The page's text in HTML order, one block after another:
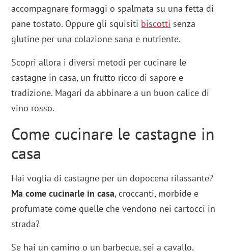
accompagnare formaggi o spalmata su una fetta di
pane tostato. Oppure gli squisiti biscotti senza
glutine per una colazione sana e nutriente.
Scopri allora i diversi metodi per cucinare le
castagne in casa, un frutto ricco di sapore e
tradizione. Magari da abbinare a un buon calice di
vino rosso.
Come cucinare le castagne in
casa
Hai voglia di castagne per un dopocena rilassante?
Ma come cucinarle in casa, croccanti, morbide e
profumate come quelle che vendono nei cartocci in
strada?
Se hai un camino o un barbecue, sei a cavallo,